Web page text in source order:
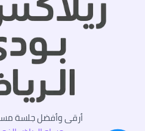
أرقى وأفضل جلسة